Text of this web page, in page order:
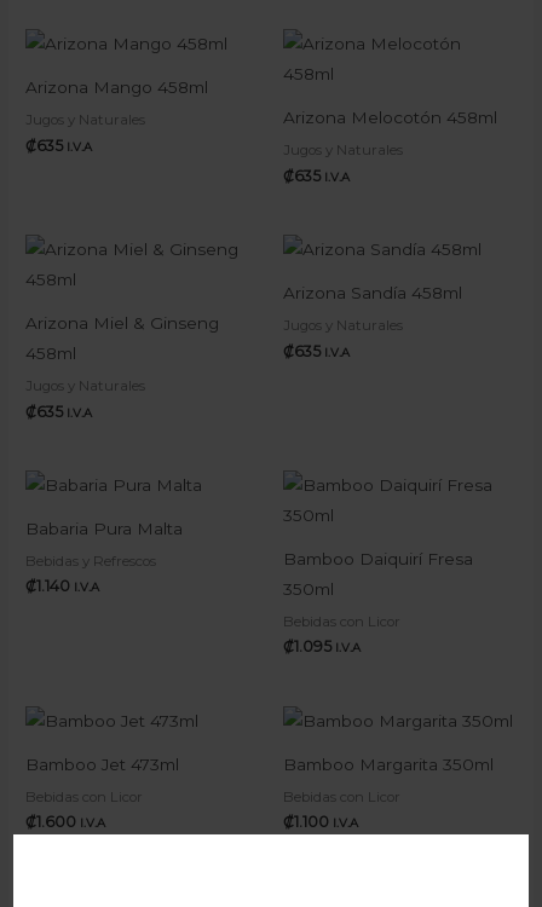
Arizona Mango 458ml
Jugos y Naturales
₡635 I.V.A
Arizona Melocotón 458ml
Jugos y Naturales
₡635 I.V.A
Arizona Miel & Ginseng
458ml
Jugos y Naturales
₡635 I.V.A
Arizona Sandía 458ml
Jugos y Naturales
₡635 I.V.A
Babaria Pura Malta
Bebidas y Refrescos
₡1.140 I.V.A
Bamboo Daiquirí Fresa
350ml
Bebidas con Licor
₡1.095 I.V.A
Bamboo Jet 473ml
Bebidas con Licor
₡1.600 I.V.A
Bamboo Margarita 350ml
Bebidas con Licor
₡1.100 I.V.A